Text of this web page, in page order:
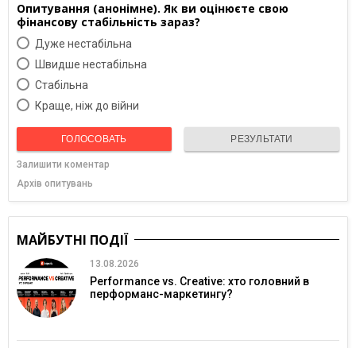
Опитування (анонімне). Як ви оцінюєте свою
фінансову стабільність зараз?
Дуже нестабільна
Швидше нестабільна
Cтабільна
Краще, ніж до війни
ГОЛОСОВАТЬ РЕЗУЛЬТАТИ
Залишити коментар
Архів опитувань
МАЙБУТНІ ПОДІЇ
13.08.2026
Performance vs. Creative: хто головний в
перформанс-маркетингу?